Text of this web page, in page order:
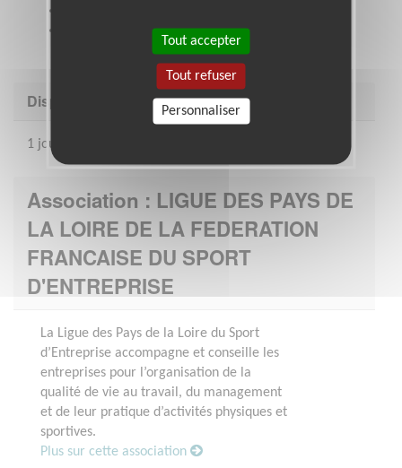
Connaissances appréciées de MS OFFICE, BREVO,
WORDPRESS, Réseaux sociaux
Disponibilité demandée
1 jour par semaine minimum.
Association : LIGUE DES PAYS DE
LA LOIRE DE LA FEDERATION
FRANCAISE DU SPORT
D'ENTREPRISE
La Ligue des Pays de la Loire du Sport
d’Entreprise accompagne et conseille les
entreprises pour l’organisation de la
qualité de vie au travail, du management
et de leur pratique d’activités physiques et
sportives.
Plus sur cette association
Tout accepter
Tout refuser
Personnaliser